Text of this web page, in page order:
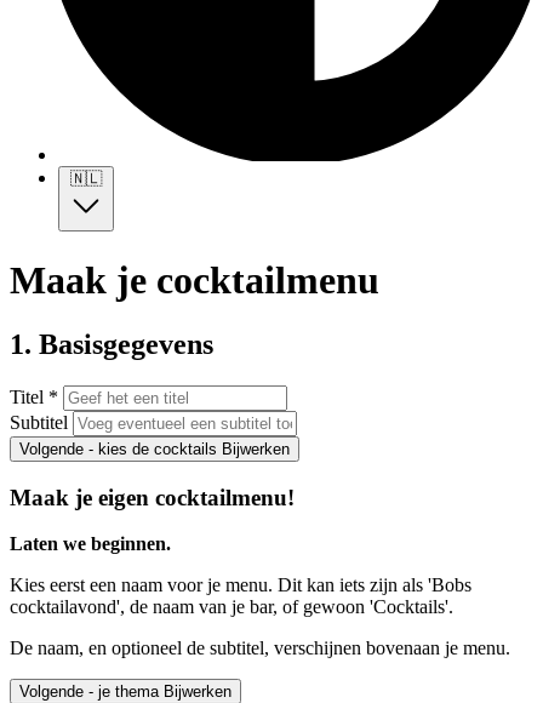
🇳🇱
Maak je cocktailmenu
1. Basisgegevens
Titel *
Subtitel
Volgende - kies de cocktails Bijwerken
Maak je eigen cocktailmenu!
Laten we beginnen.
Kies eerst een naam voor je menu. Dit kan iets zijn als 'Bobs
cocktailavond', de naam van je bar, of gewoon 'Cocktails'.
De naam, en optioneel de subtitel, verschijnen bovenaan je menu.
Volgende - je thema Bijwerken